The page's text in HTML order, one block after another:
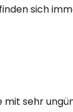
sich
sehr